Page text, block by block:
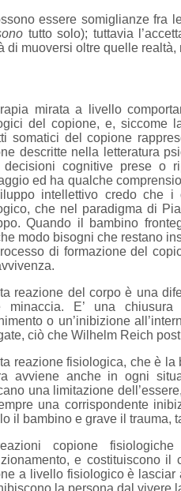
essere somiglianze fra
tutto solo); tuttavia
di muoversi oltre quelle
mirata a livello
del copione, e, siccome
somatici del copione
descritte nella letteratura
decisioni cognitive prese o
ed ha qualche
intellettivo credo che
che nel paradigma di
Quando il bambino
modo bisogni che restano
di formazione del
reazione del corpo è una
minaccia. E’ una
o un’inibizione
ciò che Wilhelm Reich
reazione fisiologica, che è
avviene anche in ogni
una limitazione
una corrispondente
il bambino e grave il trauma,
copione
e costituiscono il
a livello fisiologico è lasciar